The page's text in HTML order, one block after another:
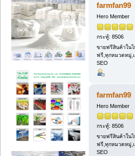
farmfan99
Hero Member
กระทู้: 8506
ขายฟรีสินค้าใน
ฟรี,ทุกหมวดหมู่,
SEO
farmfan99
Hero Member
กระทู้: 8506
ขายฟรีสินค้าใน
ฟรี,ทุกหมวดหมู่,
SEO